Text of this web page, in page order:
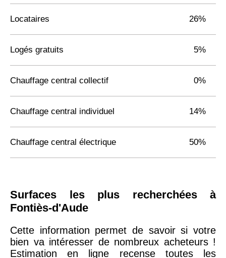
Locataires 26%
Logés gratuits 5%
Chauffage central collectif 0%
Chauffage central individuel 14%
Chauffage central électrique 50%
Surfaces les plus recherchées à
Fontiès-d'Aude
Cette information permet de savoir si votre
bien va intéresser de nombreux acheteurs !
Estimation en ligne recense toutes les